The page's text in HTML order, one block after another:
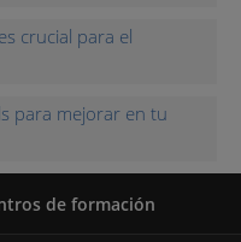
crucial para el
para mejorar en tu
de formación